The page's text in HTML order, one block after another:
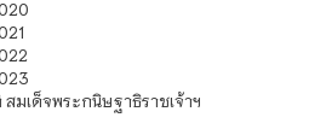
มเด็จพระกนิษฐาธิราชเจ้าฯ